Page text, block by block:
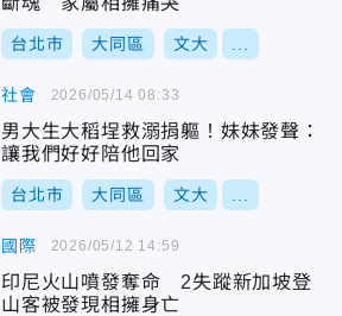
台北市 大同區 文大
社會
男大生大稻埕救溺捐軀！妹妹發聲：
讓我們好好陪他回家
台北市 大同區 文大
2026/05/14 08:33
國際
印尼火山噴發奪命 2失蹤新加坡登
山客被發現相擁身亡
2026/05/12 14:59